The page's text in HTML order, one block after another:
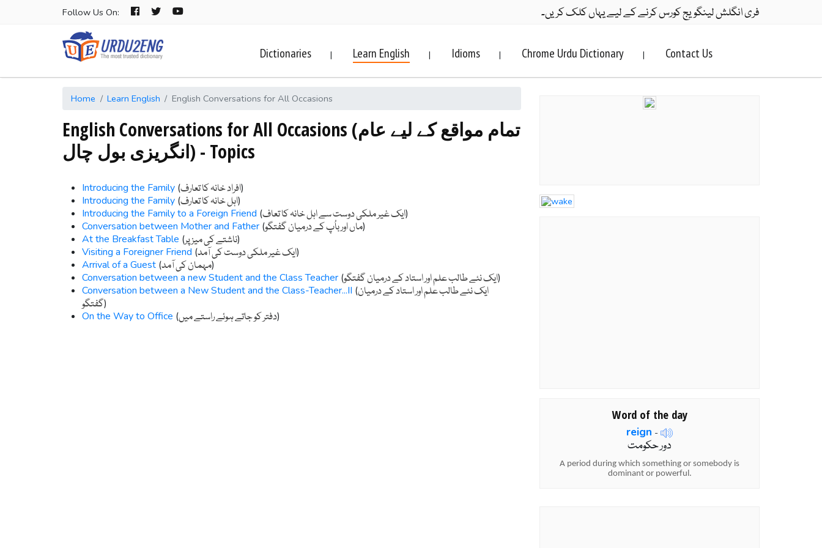
Follow Us On: فری انگلش لینگویج کورس کرنے کے لیے یہاں کلک کریں۔
Dictionaries | Learn English | Idioms | Chrome Urdu Dictionary | Contact Us
Home Learn English English Conversations for All Occasions
English Conversations for All Occasions (تمام مواقع کے لیے عام
انگریزی بول چال) - Topics
Introducing the Family(افراد خانہ کا تعارف)
Introducing the Family(اہل خانہ کا تعارف)
Introducing the Family to a Foreign Friend (ایک غیر ملکی دوست سے اہل خانہ کا تعاف)
Conversation between Mother and Father(ماں اور باُپ کے درمیان گفتگو)
At the Breakfast Table (ناشتے کی میز پر)
Visiting a Foreigner Friend (ایک غیر ملکی دوست کی آمد)
Arrival of a Guest(مہمان کی آمد)
Conversation between a new Student and the Class Teacher(ایک نئے طالب علم اور استاد کے درمیان گفتگو)
Conversation between a New Student and the Class-Teacher...II (ایک نئے طالب علم اور استاد کے درمیان
گفتگو)
On the Way to Office (دفتر کو جاتے ہوئے راستے میں)
Word of the day
reign -
دور حکومت
A period during which something or somebody is
dominant or powerful.